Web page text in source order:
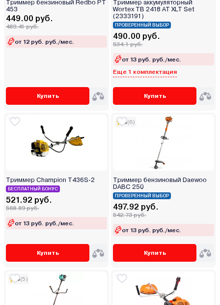
Триммер бензиновый Redbo PT
453
449.00 руб.
489.41 руб.
от 12 руб. руб./мес.
Купить
Триммер аккумуляторный
Wortex TB 2418 AT XLT Set
(2333191)
ПРОВЕРЕННЫЙ ВЫБОР
490.00 руб.
534.1 руб.
от 13 руб. руб./мес.
Еще 1 комплектация
Купить
Триммер Champion T436S-2
БЕСПЛАТНЫЙ БОНУС
521.92 руб.
568.89 руб.
от 13 руб. руб./мес.
Купить
5(6)
Триммер бензиновый Daewoo
DABC 250
ПРОВЕРЕННЫЙ ВЫБОР
497.92 руб.
542.73 руб.
от 13 руб. руб./мес.
Купить
5(5)